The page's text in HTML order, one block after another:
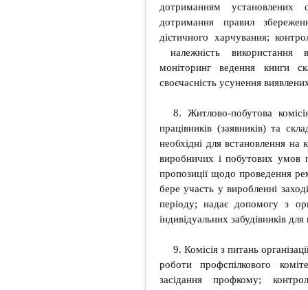
дотриманням установлених
дотримання правил
дієтичного харчування;
належність використання
моніторинг ведення книги
своєчасність усунення
8. Житлово-побутова
працівників (заявників) та
необхідні для встановлення
виробничих і побутових умов
пропозиції щодо проведення
бере участь у виробленні
періоду; надає допомогу з
індивідуальних забудівників
9. Комісія з питань
роботи профспілкового
засідання профкому;